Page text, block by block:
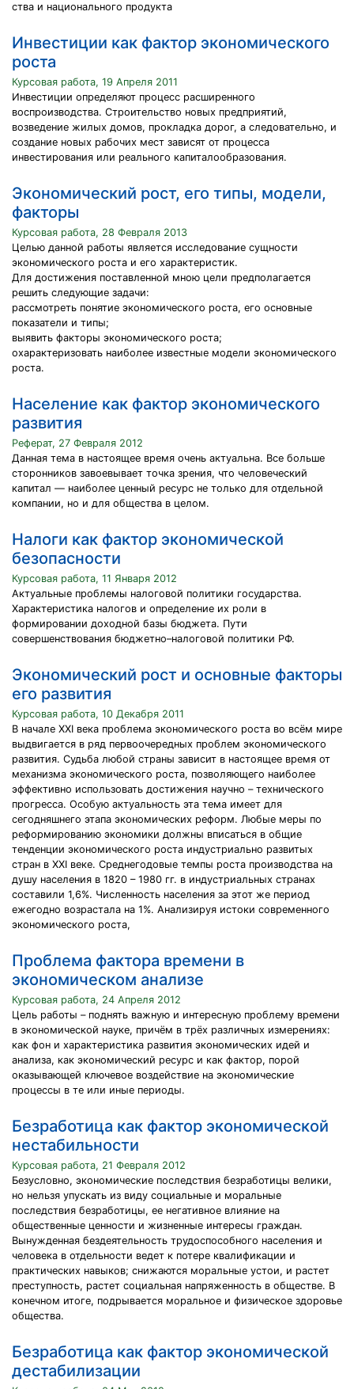
ства и национального продукта
Инвестиции как фактор экономического
роста
Курсовая работа, 19 Апреля 2011
Инвестиции определяют процесс расширенного
воспроизводства. Строительство новых предприятий,
возведение жилых домов, прокладка дорог, а следовательно, и
создание новых рабочих мест зависят от процесса
инвестирования или реального капиталообразования.
Экономический рост, его типы, модели,
факторы
Курсовая работа, 28 Февраля 2013
Целью данной работы является исследование сущности
экономического роста и его характеристик.
Для достижения поставленной мною цели предполагается
решить следующие задачи:
рассмотреть понятие экономического роста, его основные
показатели и типы;
выявить факторы экономического роста;
охарактеризовать наиболее известные модели экономического
роста.
Население как фактор экономического
развития
Реферат, 27 Февраля 2012
Данная тема в настоящее время очень актуальна. Все больше
сторонников завоевывает точка зрения, что человеческий
капитал — наиболее ценный ресурс не только для отдельной
компании, но и для общества в целом.
Налоги как фактор экономической
безопасности
Курсовая работа, 11 Января 2012
Актуальные проблемы налоговой политики государства.
Характеристика налогов и определение их роли в
формировании доходной базы бюджета. Пути
совершенствования бюджетно–налоговой политики РФ.
Экономический рост и основные факторы
его развития
Курсовая работа, 10 Декабря 2011
В начале ХХI века проблема экономического роста во всём мире
выдвигается в ряд первоочередных проблем экономического
развития. Судьба любой страны зависит в настоящее время от
механизма экономического роста, позволяющего наиболее
эффективно использовать достижения научно – технического
прогресса. Особую актуальность эта тема имеет для
сегодняшнего этапа экономических реформ. Любые меры по
реформированию экономики должны вписаться в общие
тенденции экономического роста индустриально развитых
стран в ХХI веке. Среднегодовые темпы роста производства на
душу населения в 1820 – 1980 гг. в индустриальных странах
составили 1,6%. Численность населения за этот же период
ежегодно возрастала на 1%. Анализируя истоки современного
экономического роста,
Проблема фактора времени в
экономическом анализе
Курсовая работа, 24 Апреля 2012
Цель работы – поднять важную и интересную проблему времени
в экономической науке, причём в трёх различных измерениях:
как фон и характеристика развития экономических идей и
анализа, как экономический ресурс и как фактор, порой
оказывающей ключевое воздействие на экономические
процессы в те или иные периоды.
Безработица как фактор экономической
нестабильности
Курсовая работа, 21 Февраля 2012
Безусловно, экономические последствия безработицы велики,
но нельзя упускать из виду социальные и моральные
последствия безработицы, ее негативное влияние на
общественные ценности и жизненные интересы граждан.
Вынужденная бездеятельность трудоспособного населения и
человека в отдельности ведет к потере квалификации и
практических навыков; снижаются моральные устои, и растет
преступность, растет социальная напряженность в обществе. В
конечном итоге, подрывается моральное и физическое здоровье
общества.
Безработица как фактор экономической
дестабилизации